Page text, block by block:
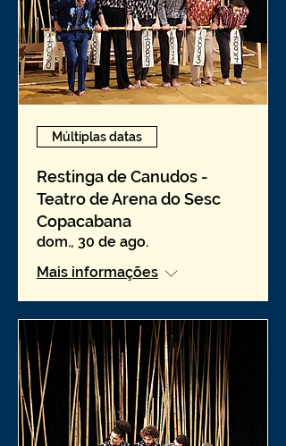
Múltiplas datas
Restinga de Canudos -
Teatro de Arena do Sesc
Copacabana
dom., 30 de ago.
Mais informações